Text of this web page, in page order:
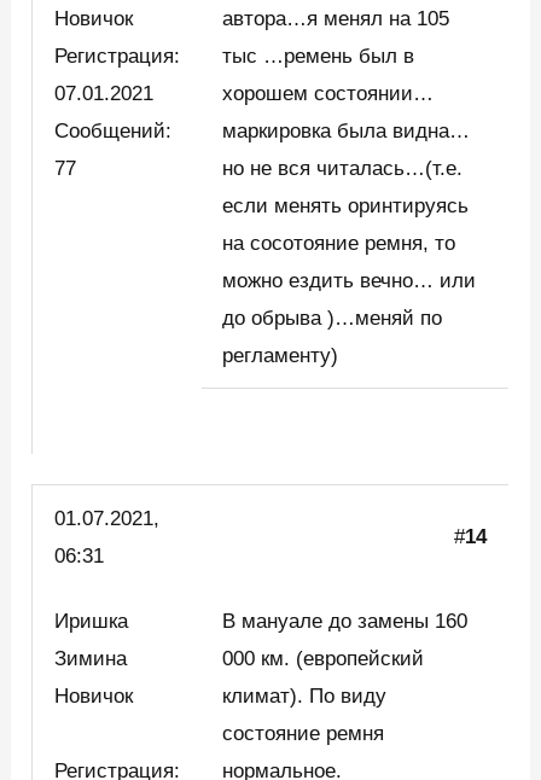
Новичок
Регистрация:
07.01.2021
Сообщений:
77
автора…я менял на 105
тыс …ремень был в
хорошем состоянии…
маркировка была видна…
но не вся читалась…(т.е.
если менять оринтируясь
на сосотояние ремня, то
можно ездить вечно… или
до обрыва )…меняй по
регламенту)
01.07.2021,
06:31
#14
Иришка
Зимина
Новичок
Регистрация:
В мануале до замены 160
000 км. (европейский
климат). По виду
состояние ремня
нормальное.